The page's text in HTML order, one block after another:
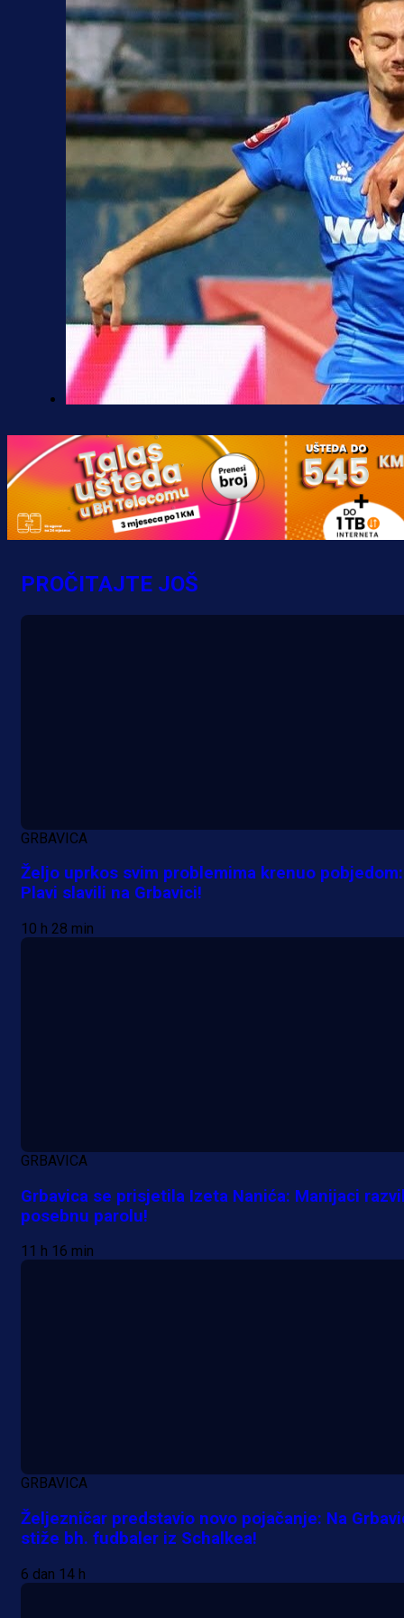
Željo uprkos svim problemima
krenuo pobjedom: Plavi slavili na
Grbavici!
10 h 28 min
Premijer liga BiH
Grbavica se prisjetila Izeta
PROČITAJTE JOŠ
GRBAVICA
Željo uprkos svim problemima krenuo pobjedom:
Plavi slavili na Grbavici!
10 h 28 min
GRBAVICA
Grbavica se prisjetila Izeta Nanića: Manijaci
posebnu parolu!
11 h 16 min
GRBAVICA
Željezničar predstavio novo pojačanje: Na
stiže bh. fudbaler iz Schalkea!
6 dan 14 h